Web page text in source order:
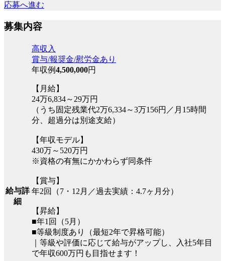
応募へ進む
募集内容
給与詳
細
高収入
賞与/報奨金/慰労金あり
年収例4,500,000円
【月給】
24万6,834～29万円
（うち固定残業代2万6,334～3万156円／月15時間
分、超過分は別途支給）
【年収モデル】
430万～520万円
※資格の有無にかかわらず同条件
【賞与】
年2回（7・12月／過去実績：4.7ヶ月分）
【昇給】
■年1回（5月）
■等級制度あり（最短2年で昇格可能）
｜等級や評価に応じて給与がアップし、入社5年目
で年収600万円も目指せます！